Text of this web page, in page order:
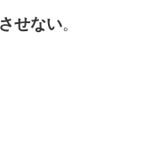
せない。